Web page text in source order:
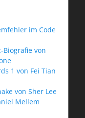
im Code
Biografie von
1 von Fei Tian
von Sher Lee
Mellem